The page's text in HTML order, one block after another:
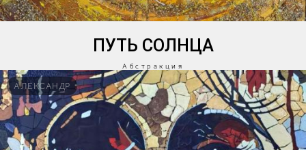
ПУТЬ СОЛНЦА
Абстракция
АЛЕКСАНДР